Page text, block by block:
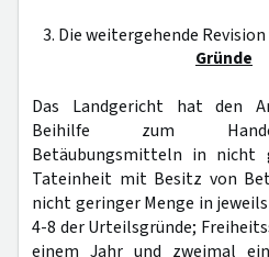
3. Die weitergehende
Gründe
Das Landgericht hat den
Beihilfe zum
Betäubungsmitteln in nicht
Tateinheit mit Besitz von
nicht geringer Menge in
4-8 der Urteilsgründe;
einem Jahr und zweimal